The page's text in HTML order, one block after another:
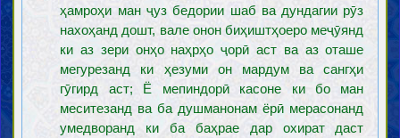
ҳамроҳи ман ҷуз бедории шаб ва дундагии рӯз
нахоҳанд дошт, вале онон биҳиштҳоеро меҷӯянд
ки аз зери онҳо наҳрҳо ҷорӣ аст ва аз оташе
мегурезанд ки ҳезуми он мардум ва сангҳи
гӯгирд аст; Ё мепиндорӣ касоне ки бо ман
меситезанд ва ба душманонам ёрӣ мерасонанд
умедворанд ки ба баҳрае дар охират даст